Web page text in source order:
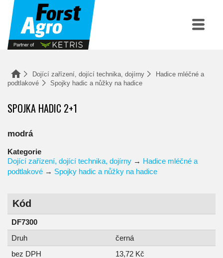
Dojící zařízení, dojící technika, dojírny
Hadice mléčné a
podtlakové
Spojky hadic a nůžky na hadice
SPOJKA HADIC 2+1
modrá
Kategorie
Dojící zařízení, dojící technika, dojírny → Hadice mléčné a
podtlakové → Spojky hadic a nůžky na hadice
Kód
DF7300
Druh
černá
bez DPH
13,72 Kč